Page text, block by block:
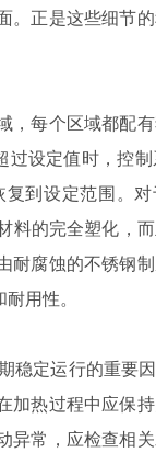
正是这些细节
，每个区域都配
设定值时，控
到设定范围。
的完全塑化，
腐蚀的不锈钢
用性。
稳定运行的重要
热过程中应保
常，应检查相